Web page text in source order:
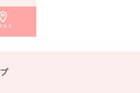
セス